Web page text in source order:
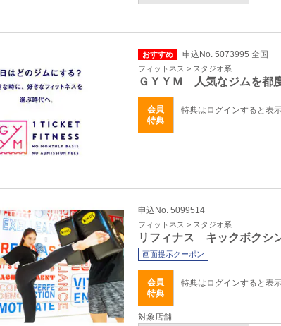
おすすめ 申込No. 5073995 全国
フィットネス > スタジオ系
ＧＹＹＭ 人気なジムを都
会員
特典
特典はログインすると表
申込No. 5099514
フィットネス > スタジオ系
リフィナス キックボクシ
画面提示クーポン
会員
特典
特典はログインすると表
対象店舗